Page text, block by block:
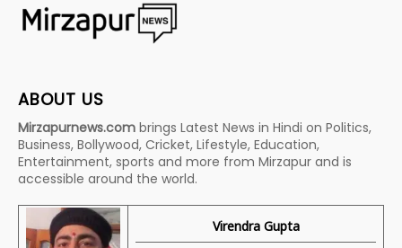
ABOUT US
Mirzapurnews.com brings Latest News in Hindi on Politics,
Business, Bollywood, Cricket, Lifestyle, Education,
Entertainment, sports and more from Mirzapur and is
accessible around the world.
Virendra Gupta